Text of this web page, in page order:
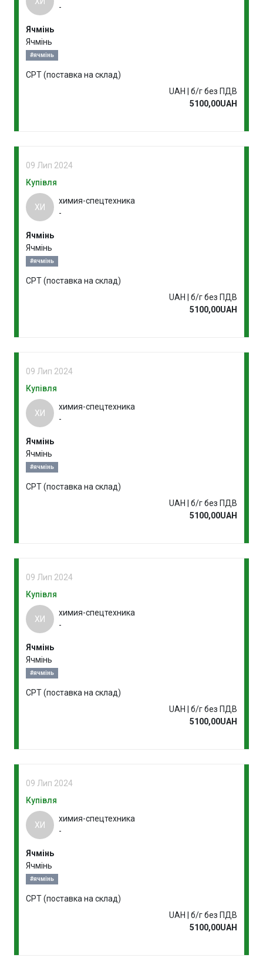
-
Ячмінь
Ячмінь
#ячмінь
CPT (поставка на склад)
UAH | б/г без ПДВ
5100,00UAH
09 Лип 2024
Купівля
ХИ
химия-спецтехника
-
Ячмінь
Ячмінь
#ячмінь
CPT (поставка на склад)
UAH | б/г без ПДВ
5100,00UAH
09 Лип 2024
Купівля
ХИ
химия-спецтехника
-
Ячмінь
Ячмінь
#ячмінь
CPT (поставка на склад)
UAH | б/г без ПДВ
5100,00UAH
09 Лип 2024
Купівля
ХИ
химия-спецтехника
-
Ячмінь
Ячмінь
#ячмінь
CPT (поставка на склад)
UAH | б/г без ПДВ
5100,00UAH
09 Лип 2024
Купівля
ХИ
химия-спецтехника
-
Ячмінь
Ячмінь
#ячмінь
CPT (поставка на склад)
UAH | б/г без ПДВ
5100,00UAH